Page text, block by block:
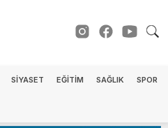
SİYASET EĞİTİM SAĞLIK SPOR